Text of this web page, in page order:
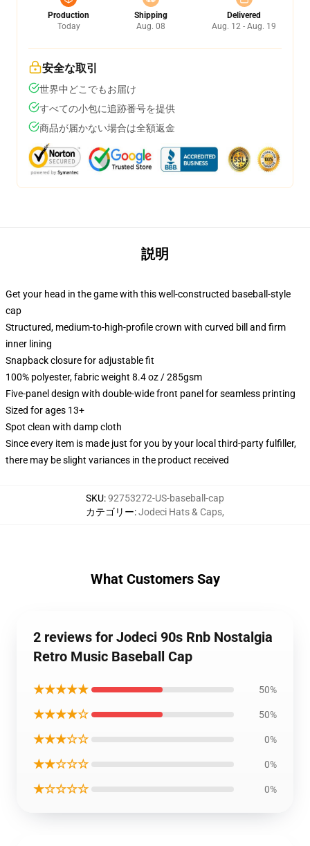
Production
Today
Shipping
Aug. 08
Delivered
Aug. 12 - Aug. 19
安全な取引
世界中どこでもお届け
すべての小包に追跡番号を提供
商品が届かない場合は全額返金
説明
Get your head in the game with this well-constructed baseball-style
cap
Structured, medium-to-high-profile crown with curved bill and firm
inner lining
Snapback closure for adjustable fit
100% polyester, fabric weight 8.4 oz / 285gsm
Five-panel design with double-wide front panel for seamless printing
Sized for ages 13+
Spot clean with damp cloth
Since every item is made just for you by your local third-party fulfiller,
there may be slight variances in the product received
SKU:92753272-US-baseball-cap
カテゴリー:Jodeci Hats & Caps,
What Customers Say
2 reviews for Jodeci 90s Rnb Nostalgia
Retro Music Baseball Cap
★★★★★ 50%
★★★★☆ 50%
★★★☆☆ 0%
★★☆☆☆ 0%
★☆☆☆☆ 0%